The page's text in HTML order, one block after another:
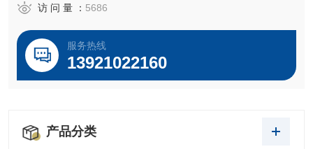
访 问 量 ： 5686
服务热线
13921022160
产品分类